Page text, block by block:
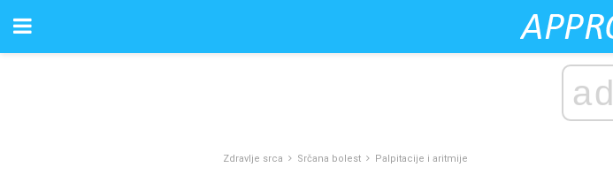
ad
Zdravlje srca Srčana bolest Palpitacije i aritmije